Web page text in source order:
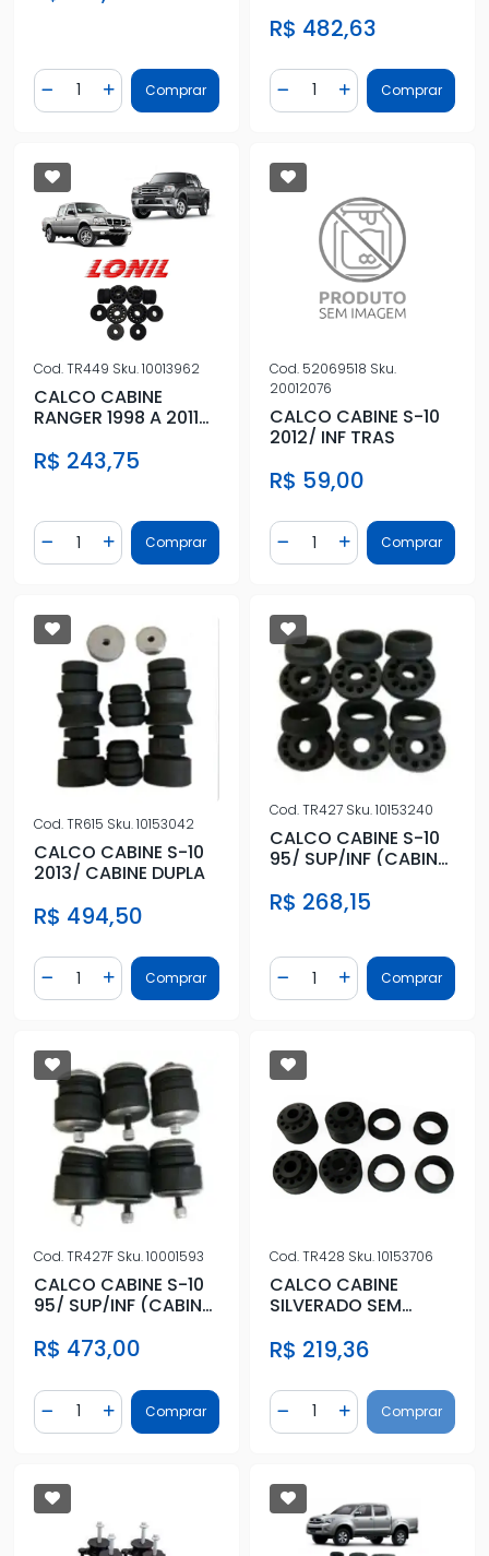
Diminuir Quantidade
Quantidade
Adicionar Quantidade
Comprar
R$ 482,63
Diminuir Quantidade
Quantidade
AdicionarComprar
Cod.TR449 Sku.10013962
CALCO CABINE
RANGER 1998 A 2011
R$ 243,75
Diminuir Quantidade
Quantidade
Adicionar Quantidade
Comprar
Cod. 52069518 Sku.
20012076
CALCO CABINE S-10
2012/ INF TRAS
R$ 59,00
Diminuir Quantidade
Quantidade
AdicionarComprar
Cod.TR615 Sku.10153042
CALCO CABINE S-10
2013/ CABINE DUPLA
R$ 494,50
Diminuir Quantidade
Quantidade
Adicionar Quantidade
Comprar
Cod.TR427 Sku.10153240
CALCO CABINE S-10
95/ SUP/INF (CABINE
R$ 268,15
Diminuir Quantidade
Quantidade
AdicionarComprar
Cod.TR427F Sku.10001593
CALCO CABINE S-10
95/ SUP/INF (CABINE
COM FE
R$ 473,00
Diminuir Quantidade
Quantidade
Adicionar Quantidade
Comprar
Cod.TR428 Sku.10153706
CALCO CABINE
SILVERADO SEM
R$ 219,36
Diminuir Quantidade
Quantidade
AdicionarComprar